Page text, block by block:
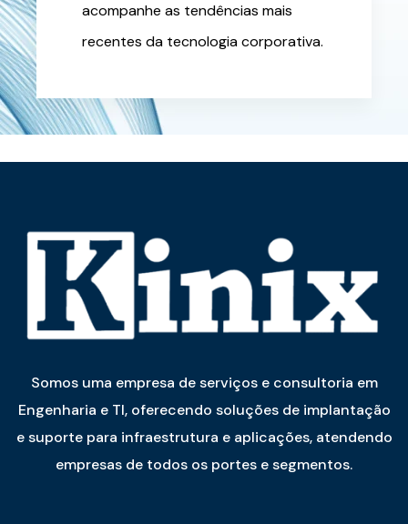
acompanhe as tendências mais
recentes da tecnologia corporativa.
Somos uma empresa de serviços e consultoria em
Engenharia e TI, oferecendo soluções de implantação
e suporte para infraestrutura e aplicações, atendendo
empresas de todos os portes e segmentos.